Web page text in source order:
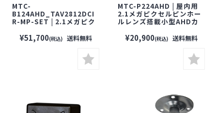
MTC-
B124AHD_TAV2812DCI
R-MP-SET | 2.1メガピク
セル ボックス型AHDカメ
ラ＋ 3メガピクセル対応
DCアイリス式レンズセッ
ト【防犯カメラ】【監視
カメラ】【セキュリティー
¥51,700(税込) 送料無料
MTC-P224AHD | 屋内用
2.1メガピクセルピンホー
ルレンズ搭載小型AHDカ
視カメラ】【セキュリティ
ーカメラ】
¥20,900(税込) 送料無料